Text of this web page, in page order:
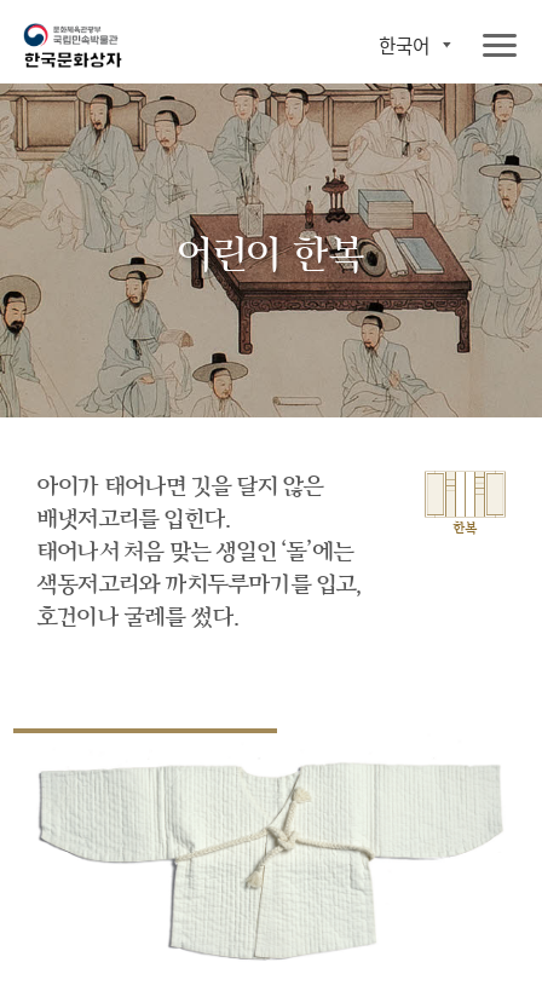
한국어
어린이 한복
아이가 태어나면 깃을 달지 않은
배냇저고리를 입힌다.
태어나서 처음 맞는 생일인 ‘돌’에는
색동저고리와 까치두루마기를 입고,
호건이나 굴레를 썼다.
한복